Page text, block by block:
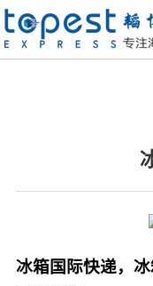
冰箱国际快递，